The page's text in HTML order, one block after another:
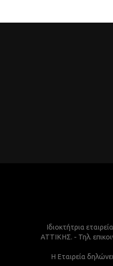
Ιδιοκτήτρια
ΑΤΤΙΚΗΣ. - Τηλ.
Η Εταιρεία